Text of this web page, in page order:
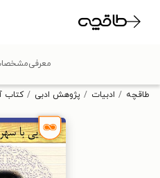
تخفیف از
طاقچه ادبیات پژوهش ادبی کتاب
معرفی